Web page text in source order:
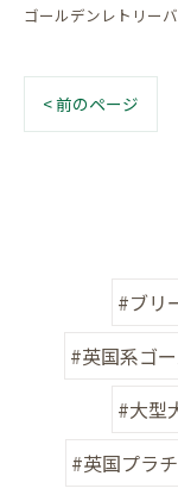
ゴールデンレトリー
< 前のページ
#ブリ
#英国系ゴ
#大型
#英国プラ